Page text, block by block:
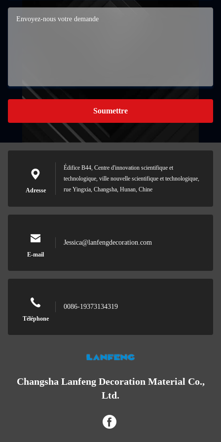
Soumettre
Adresse
Édifice B44, Centre d'innovation scientifique et
technologique, ville nouvelle scientifique et technologique,
rue Yingxia, Changsha, Hunan, Chine
E-mail
Jessica@lanfengdecoration.com
Téléphone
0086-19373134319
Changsha Lanfeng Decoration Material Co.,
Ltd.